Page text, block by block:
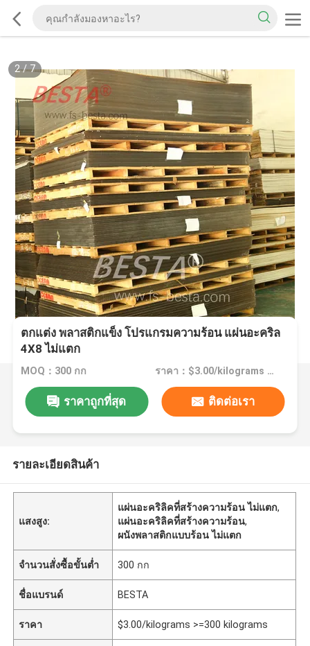
2/7
ตกแต่ง พลาสติกแข็ง โปรแกรมความร้อน แผ่นอะคริล
4X8 ไม่แตก
MOQ：300 กก ราคา：$3.00/kilograms >=300 kilograms
ราคาถูกที่สุด ติดต่อเรา
รายละเอียดสินค้า
แสงสูง:
แผ่นอะคริลิคที่สร้างความร้อน ไม่แตก,
แผ่นอะคริลิคที่สร้างความร้อน,
ผนังพลาสติกแบบร้อน ไม่แตก
จำนวนสั่งซื้อขั้นต่ำ 300 กก
ชื่อแบรนด์ BESTA
ราคา $3.00/kilograms >=300 kilograms